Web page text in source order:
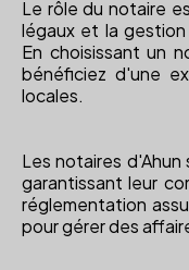
Le rôle du notaire
légaux et la
En choisissant un
bénéficiez d'une
locales.
Les notaires
garantissant leur
réglementation
pour gérer des